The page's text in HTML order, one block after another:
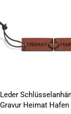
Leder
Gravur Heimat Hafen